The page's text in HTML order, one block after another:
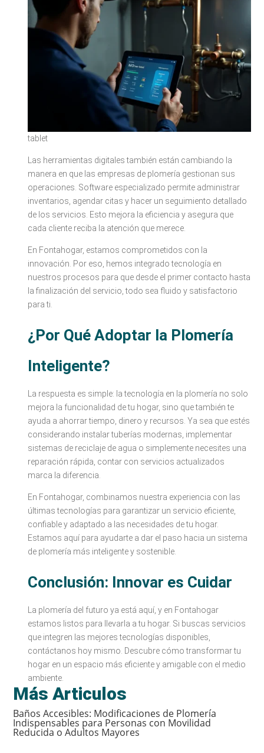
tablet
Las herramientas digitales también están cambiando la
manera en que las empresas de plomería gestionan sus
operaciones. Software especializado permite administrar
inventarios, agendar citas y hacer un seguimiento detallado
de los servicios. Esto mejora la eficiencia y asegura que
cada cliente reciba la atención que merece.
En Fontahogar, estamos comprometidos con la
innovación. Por eso, hemos integrado tecnología en
nuestros procesos para que desde el primer contacto hasta
la finalización del servicio, todo sea fluido y satisfactorio
para ti.
¿Por Qué Adoptar la Plomería
Inteligente?
La respuesta es simple: la tecnología en la plomería no solo
mejora la funcionalidad de tu hogar, sino que también te
ayuda a ahorrar tiempo, dinero y recursos. Ya sea que estés
considerando instalar tuberías modernas, implementar
sistemas de reciclaje de agua o simplemente necesites una
reparación rápida, contar con servicios actualizados
marca la diferencia.
En Fontahogar, combinamos nuestra experiencia con las
últimas tecnologías para garantizar un servicio eficiente,
confiable y adaptado a las necesidades de tu hogar.
Estamos aquí para ayudarte a dar el paso hacia un sistema
de plomería más inteligente y sostenible.
Conclusión: Innovar es Cuidar
La plomería del futuro ya está aquí, y en Fontahogar
estamos listos para llevarla a tu hogar. Si buscas servicios
que integren las mejores tecnologías disponibles,
contáctanos hoy mismo. Descubre cómo transformar tu
hogar en un espacio más eficiente y amigable con el medio
ambiente.
Más Articulos
Baños Accesibles: Modificaciones de Plomería
Indispensables para Personas con Movilidad
Reducida o Adultos Mayores